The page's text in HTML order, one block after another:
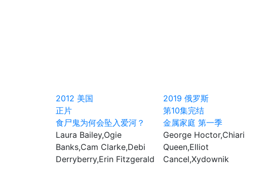
2012 美国
正片
食尸鬼为何会坠入爱河？
Laura Bailey,Ogie
Banks,Cam Clarke,Debi
Derryberry,Erin Fitzgerald
2019 俄罗斯
第10集完结
金属家庭 第一季
George Hoctor,Chiari
Queen,Elliot
Cancel,Xydownik